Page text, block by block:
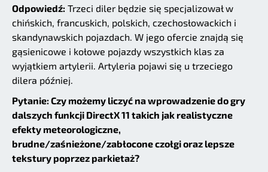
Odpowiedź: Trzeci diler będzie się specjalizował w
chińskich, francuskich, polskich, czechosłowackich i
skandynawskich pojazdach. W jego ofercie znajdą się
gąsienicowe i kołowe pojazdy wszystkich klas za
wyjątkiem artylerii. Artyleria pojawi się u trzeciego
dilera później.
Pytanie: Czy możemy liczyć na wprowadzenie do gry
dalszych funkcji DirectX 11 takich jak realistyczne
efekty meteorologiczne,
brudne/zaśnieżone/zabłocone czołgi oraz lepsze
tekstury poprzez parkietaż?